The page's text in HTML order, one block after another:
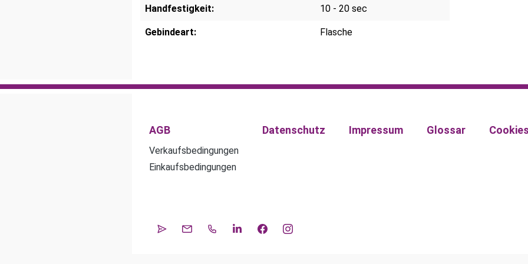
Handfestigkeit: 10 - 20 sec
Gebindeart: Flasche
AGB
Verkaufsbedingungen
Einkaufsbedingungen
Datenschutz Impressum Glossar